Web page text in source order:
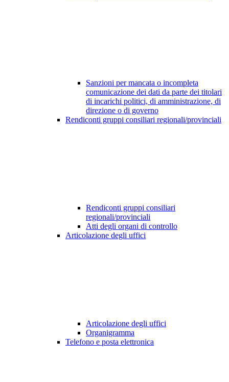
Sanzioni per mancata o incompleta
comunicazione dei dati da parte dei titolari
di incarichi politici, di amministrazione, di
direzione o di governo
Rendiconti gruppi consiliari regionali/provinciali
Rendiconti gruppi consiliari
regionali/provinciali
Atti degli organi di controllo
Articolazione degli uffici
Articolazione degli uffici
Organigramma
Telefono e posta elettronica